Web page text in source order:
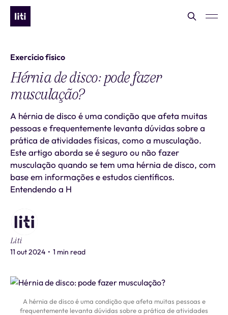
Exercício físico
Hérnia de disco: pode fazer
musculação?
A hérnia de disco é uma condição que afeta muitas
pessoas e frequentemente levanta dúvidas sobre a
prática de atividades físicas, como a musculação.
Este artigo aborda se é seguro ou não fazer
musculação quando se tem uma hérnia de disco, com
base em informações e estudos científicos.
Entendendo a H
Liti
11 out 2024 • 1 min read
A hérnia de disco é uma condição que afeta muitas pessoas e
frequentemente levanta dúvidas sobre a prática de atividades